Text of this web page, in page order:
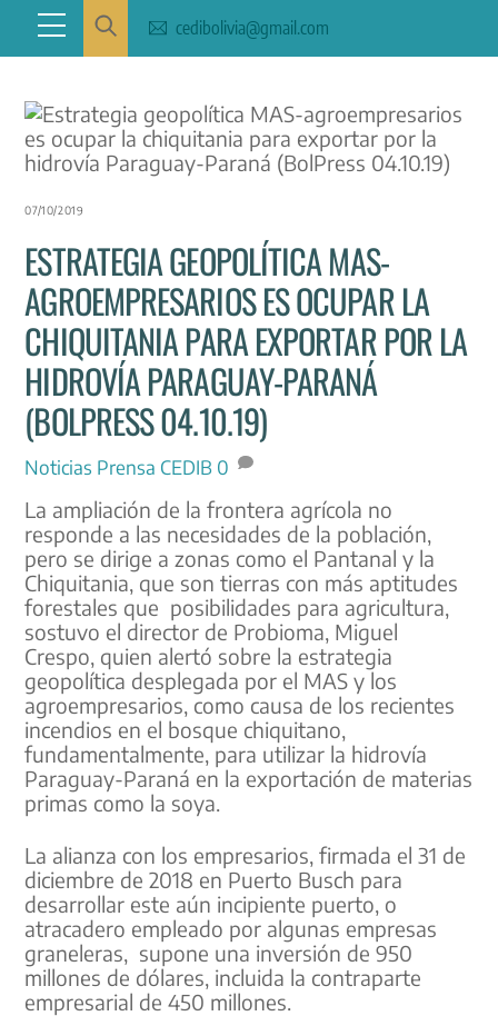
content
Menu cedibolivia@gmail.com
07/10/2019
ESTRATEGIA GEOPOLÍTICA MAS-
AGROEMPRESARIOS ES OCUPAR LA
CHIQUITANIA PARA EXPORTAR POR LA
HIDROVÍA PARAGUAY-PARANÁ
(BOLPRESS 04.10.19)
Noticias Prensa CEDIB 0
La ampliación de la frontera agrícola no
responde a las necesidades de la población,
pero se dirige a zonas como el Pantanal y la
Chiquitania, que son tierras con más aptitudes
forestales que posibilidades para agricultura,
sostuvo el director de Probioma, Miguel
Crespo, quien alertó sobre la estrategia
geopolítica desplegada por el MAS y los
agroempresarios, como causa de los recientes
incendios en el bosque chiquitano,
fundamentalmente, para utilizar la hidrovía
Paraguay-Paraná en la exportación de materias
primas como la soya.
La alianza con los empresarios, firmada el 31 de
diciembre de 2018 en Puerto Busch para
desarrollar este aún incipiente puerto, o
atracadero empleado por algunas empresas
graneleras, supone una inversión de 950
millones de dólares, incluida la contraparte
empresarial de 450 millones.